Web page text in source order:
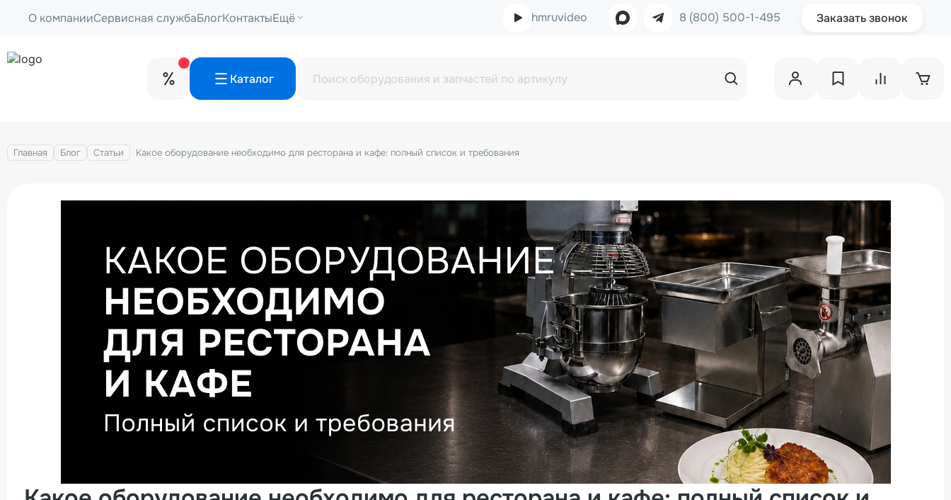
О компанииСервисная службаБлогКонтактыЕщё hmruvideo 8 (800) 500-1-495 Заказать звонок
Каталог
Главная Блог Статьи Какое оборудование необходимо для ресторана и кафе: полный список и требования